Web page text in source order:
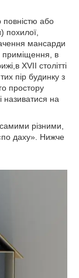
або
похилої,
мансарди
приміщення, в
XVII столітті
пір будинку з
простору
називатися на
різними,
даху». Нижче